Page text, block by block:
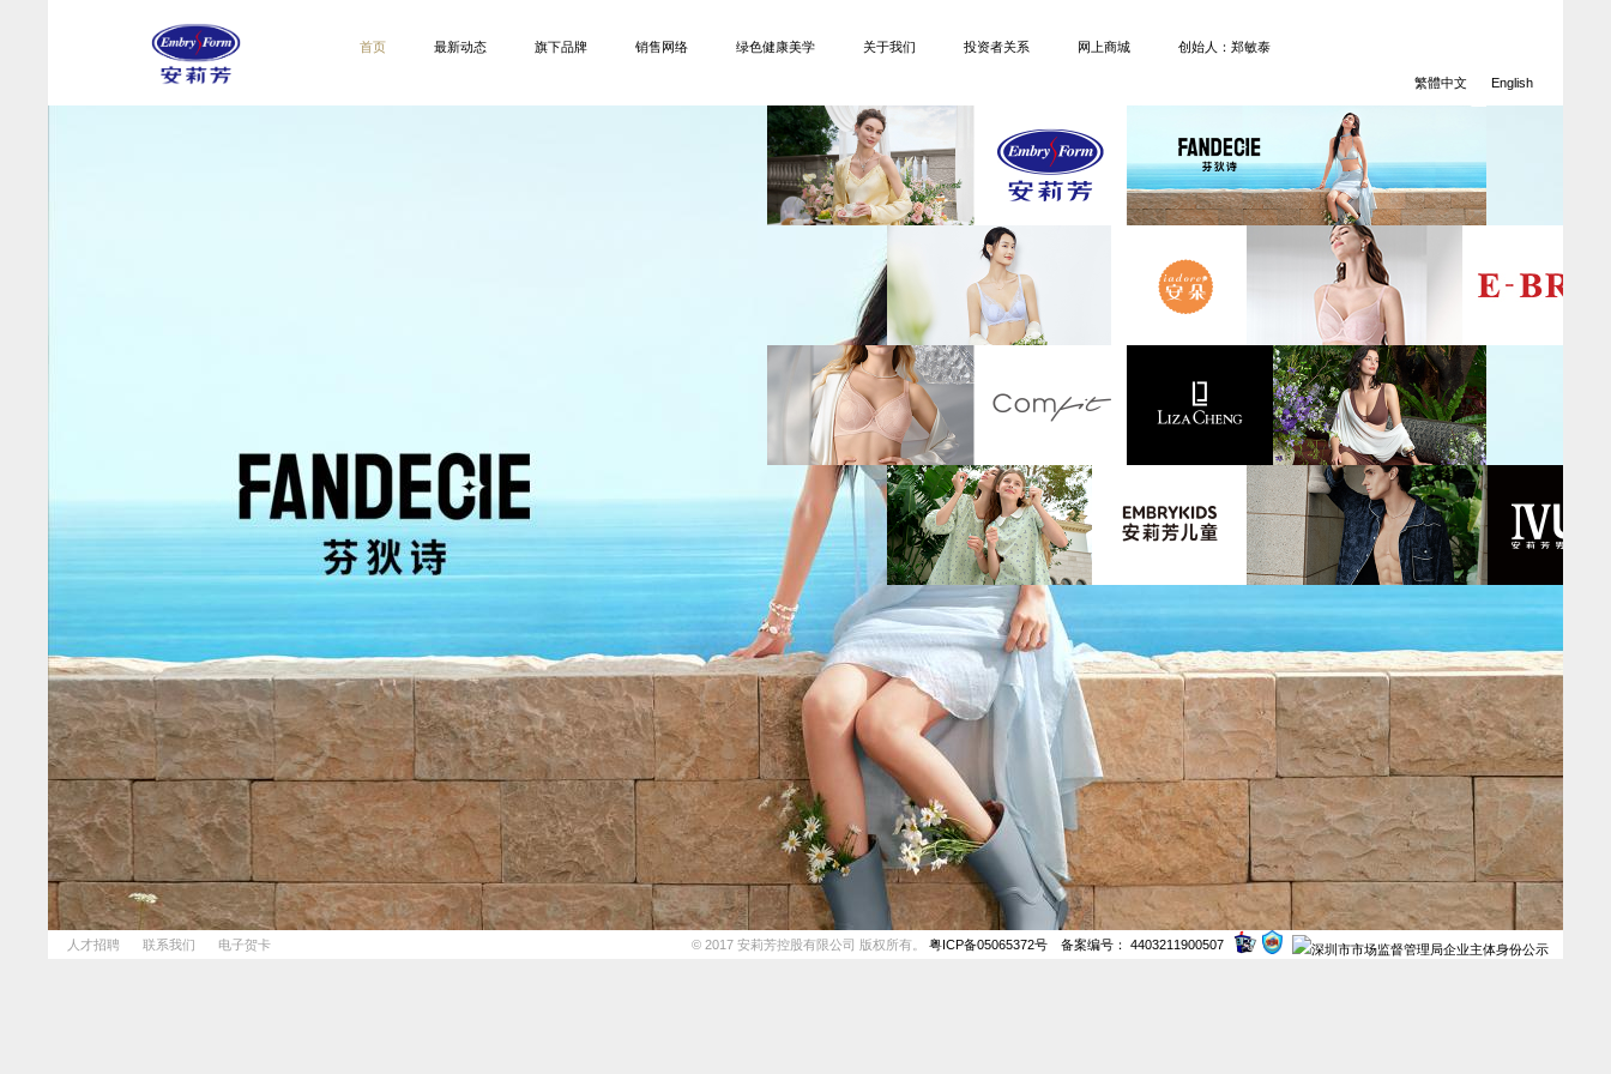
首页 最新动态 旗下品牌 销售网络 绿色健康美学 关于我们 投资者关系 网上商城 创始人：郑敏泰
繁體中文 English
人才招聘 联系我们 电子贺卡 © 2017 安莉芳控股有限公司 版权所有。 粤ICP备05065372号 备案编号： 4403211900507